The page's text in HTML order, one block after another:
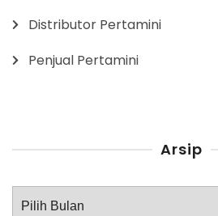
Distributor Pertamini
Penjual Pertamini
Arsip
Arsip